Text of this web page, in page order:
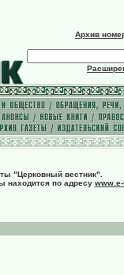
Архив
"Церковный вестник".
находится по адресу